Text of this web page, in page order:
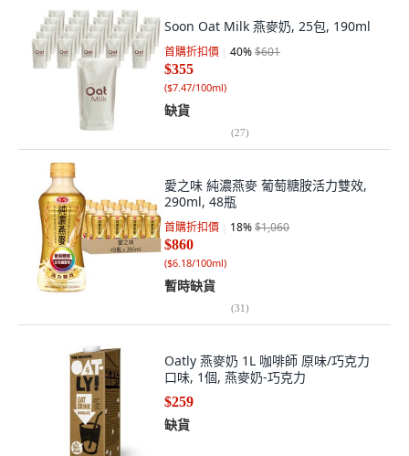
Soon Oat Milk 燕麥奶, 25包, 190ml
首購折扣價 40%$601
$355
($7.47/100ml)
缺貨
(27)
愛之味 純濃燕麥 葡萄糖胺活力雙效,
290ml, 48瓶
首購折扣價 18%$1,060
$860
($6.18/100ml)
暫時缺貨
(31)
Oatly 燕麥奶 1L 咖啡師 原味/巧克力
口味, 1個, 燕麥奶-巧克力
$259
缺貨